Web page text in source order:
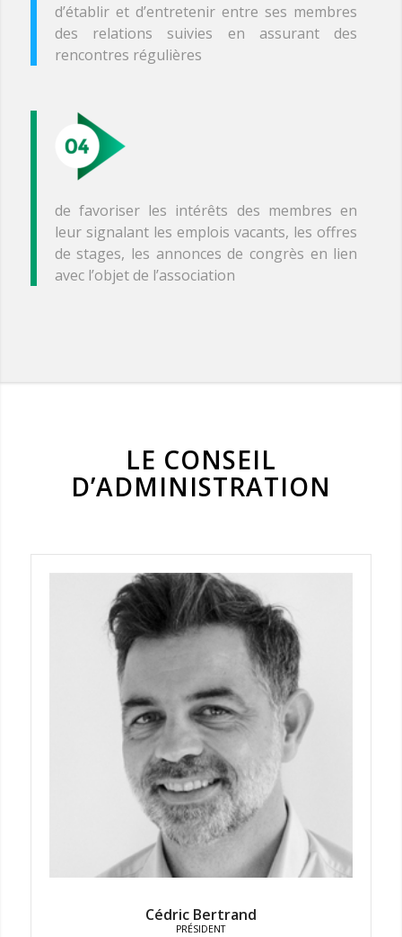
d’établir et d’entretenir entre ses membres
des relations suivies en assurant des
rencontres régulières
de favoriser les intérêts des membres en
leur signalant les emplois vacants, les offres
de stages, les annonces de congrès en lien
avec l’objet de l’association
LE CONSEIL
D’ADMINISTRATION
Cédric Bertrand
PRÉSIDENT